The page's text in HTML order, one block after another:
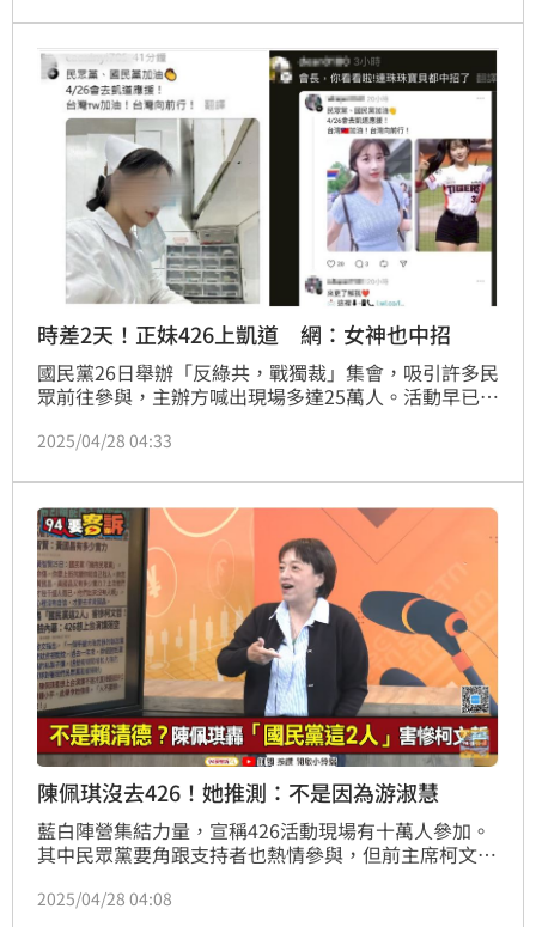
酸「刪文是另一筆預算」。
時差2天！正妹426上凱道 網：女神也中招
國民黨26日舉辦「反綠共，戰獨裁」集會，吸引許多民
眾前往參與，主辦方喊出現場多達25萬人。活動早已落
洗版，而且貼文都一模一樣，不只新北市議員、民進黨
昌也針對此事發文，有網友立刻告狀：「會長，你看看
啦！連珠珠寶貝都中招了」。
2025/04/28 04:33
陳佩琪沒去426！她推測：不是因為游淑慧
藍白陣營集結力量，宣稱426活動現場有十萬人參加。
其中民眾黨要角跟支持者也熱情參與，但前主席柯文哲
客訴》節目中分析，黃智賢推測是因為陳佩琪無法上台
2025/04/28 04:08